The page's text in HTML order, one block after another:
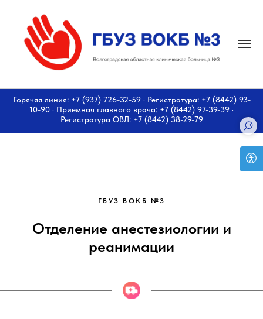
Горячяя линия: +7 (937) 726-32-59 · Регистратура: +7 (8442) 93-
10-90 · Приемная главного врача: +7 (8442) 97-39-39 ·
Регистратура ОВЛ: +7 (8442) 38-29-79
ГБУЗ ВОКБ №3
Отделение анестезиологии и
реанимации